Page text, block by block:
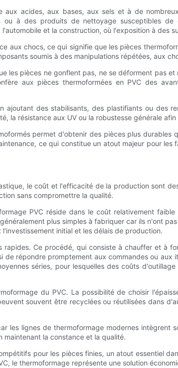
aux acides, aux bases, aux sels et à de
ou à des produits de nettoyage susceptibles
et la construction, où l'exposition à des
aux chocs, ce qui signifie que les pièces
soumis à des manipulations répétées, aux
les pièces ne gonflent pas, ne se déforment pas
aux pièces thermoformées en PVC des
des stabilisants, des plastifiants ou des
la résistance aux UV ou la robustesse générale
permet d'obtenir des pièces plus
ce qui constitue un atout majeur pour
le coût et l'efficacité de la production sont
sans compromettre la qualité.
PVC réside dans le coût relativement
plus simples à fabriquer car ils n'ont
initial et les délais de production.
Ce procédé, qui consiste à chauffer et à
répondre promptement aux commandes ou
séries, pour lesquelles des coûts
du PVC. La possibilité de choisir
souvent être recyclées ou réutilisées dans
les lignes de thermoformage modernes
la constance et la qualité.
pour les pièces finies, un atout essentiel
le thermoformage représente une solution